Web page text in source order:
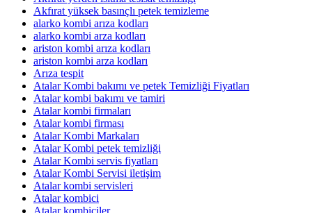
Akfırat yüksek basınçlı petek temizleme
alarko kombi arıza kodları
alarko kombi arza kodları
ariston kombi arıza kodları
ariston kombi arza kodları
Arıza tespit
Atalar Kombi bakımı ve petek Temizliği Fiyatları
Atalar kombi bakımı ve tamiri
Atalar kombi firmaları
Atalar kombi firması
Atalar Kombi Markaları
Atalar Kombi petek temizliği
Atalar Kombi servis fiyatları
Atalar Kombi Servisi iletişim
Atalar kombi servisleri
Atalar kombici
Atalar kombiciler